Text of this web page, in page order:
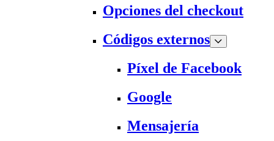
Opciones del checkout
Códigos externos
Píxel de Facebook
Google
Mensajería